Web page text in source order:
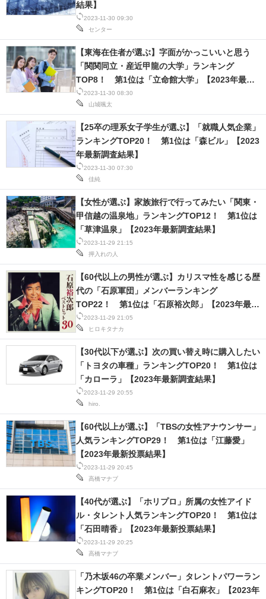
2023-11-30 09:30
センター
結果】
2023-11-30 08:30
山城颯太
【東海在住者が選ぶ】字面がかっこいいと思う
「関関同立・産近甲龍の大学」ランキング
TOP8！ 第1位は「立命館大学」【2023年最新
調査結果】
2023-11-30 07:30
佳純
【25卒の理系女子学生が選ぶ】「就職人気企業」
ランキングTOP20！ 第1位は「森ビル」【2023
年最新調査結果】
2023-11-29 21:15
押入れの人
【女性が選ぶ】家族旅行で行ってみたい「関東・
甲信越の温泉地」ランキングTOP12！ 第1位は
「草津温泉」【2023年最新調査結果】
2023-11-29 21:05
ヒロキタナカ
【60代以上の男性が選ぶ】カリスマ性を感じる歴
代の「石原軍団」メンバーランキング
TOP22！ 第1位は「石原裕次郎」【2023年最新
調査結果】
2023-11-29 20:55
hiro.
【30代以下が選ぶ】次の買い替え時に購入したい
「トヨタの車種」ランキングTOP20！ 第1位は
「カローラ」【2023年最新調査結果】
2023-11-29 20:45
高橋マナブ
【60代以上が選ぶ】「TBSの女性アナウンサー」
人気ランキングTOP29！ 第1位は「江藤愛」
【2023年最新投票結果】
2023-11-29 20:25
高橋マナブ
【40代が選ぶ】「ホリプロ」所属の女性アイド
ル・タレント人気ランキングTOP20！ 第1位は
「石田晴香」【2023年最新投票結果】
「乃木坂46の卒業メンバー」タレントパワーラン
キングTOP20！ 第1位は「白石麻衣」【2023年